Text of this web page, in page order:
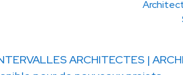
ARCHITECTES |